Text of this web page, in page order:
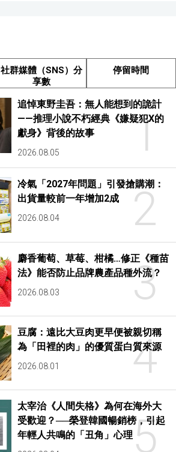
社群媒體（SNS）分
享數
停留時間
1
追悼東野圭吾：無人能想到的詭計
——推理小說不朽經典《嫌疑犯X的
獻身》背後的故事
2026.08.05
2
冷氣「2027年問題」引發搶購潮：
出貨量較前一年增加2成
2026.08.04
3
麝香葡萄、草莓、柑橘…修正《種苗
法》能否防止品牌農產品種外流？
2026.08.03
4
豆腐：遠比大豆肉更早便被親切稱
為「田裡的肉」的優質蛋白質來源
2026.08.01
5
太宰治《人間失格》為何在海外大
受歡迎？──榮登韓國暢銷榜，引起
年輕人共鳴的「丑角」心理